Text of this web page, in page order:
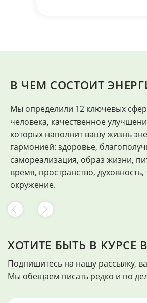
В ЧЕМ СОСТОИТ
Мы определили 12 ключевых
человека, качественное
которых наполнит вашу жизнь
гармонией: здоровье,
самореализация, образ жизни,
время, пространство, духовность,
окружение.
ХОТИТЕ БЫТЬ В КУРСЕ
Подпишитесь на нашу рассылку,
Мы обещаем писать редко и по